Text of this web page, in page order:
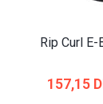
Rip Curl
157,15